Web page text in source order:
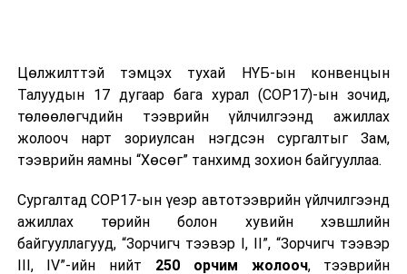
Цөлжилттэй тэмцэх тухай НҮБ-ын конвенцын
Талуудын 17 дугаар бага хурал (COP17)-ын зочид,
төлөөлөгчдийн тээврийн үйлчилгээнд ажиллах
жолооч нарт зориулсан нэгдсэн сургалтыг Зам,
тээврийн яамны “Хөсөг” танхимд зохион байгууллаа.
Сургалтад COP17-ын үеэр автотээврийн үйлчилгээнд
ажиллах төрийн болон хувийн хэвшлийн
байгууллагууд, “Зорчигч тээвэр I, II”, “Зорчигч тээвэр
III, IV”-ийн нийт 250 орчим жолооч, тээврийн